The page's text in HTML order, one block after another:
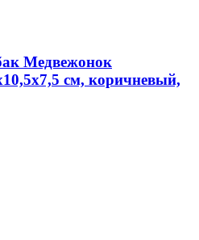
Медвежонок
cм, коричневый,